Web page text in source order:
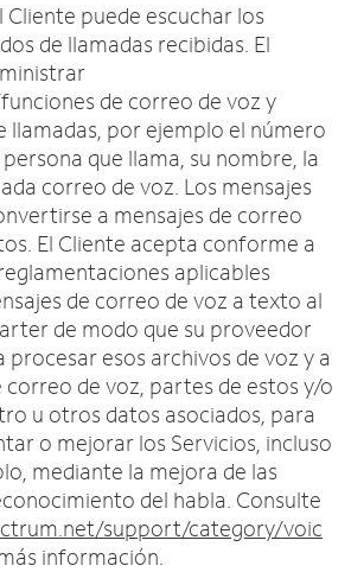
Cliente puede escuchar los
de llamadas recibidas. El
de correo de voz y
llamadas, por ejemplo el número
que llama, su nombre, la
correo de voz. Los mensajes
a mensajes de correo
El Cliente acepta conforme a
aplicables
de correo de voz a texto al
de modo que su proveedor
esos archivos de voz y a
correo de voz, partes de estos y/o
u otros datos asociados, para
o mejorar los Servicios, incluso
mediante la mejora de las
del habla. Consulte
support/category/voic
información.